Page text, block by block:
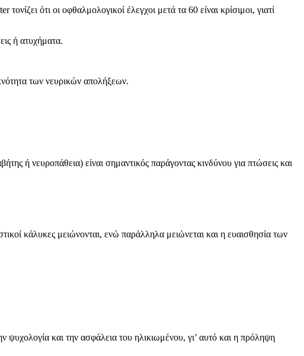
ότι οι οφθαλμολογικοί έλεγχοι μετά τα 60 είναι κρίσιμοι, γιατί
ή ατυχήματα.
των νευρικών απολήξεων.
ή νευροπάθεια) είναι σημαντικός παράγοντας κινδύνου για πτώσεις και
κάλυκες μειώνονται, ενώ παράλληλα μειώνεται και η ευαισθησία των
και την ασφάλεια του ηλικιωμένου, γι’ αυτό και η πρόληψη